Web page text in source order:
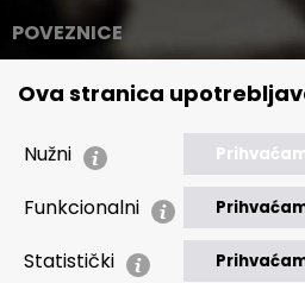
Ova stranica
Nužni
Funkcionalni
Statistički
POVEZNICE
🢒 Novosti
🢒 Akti
🢒 Polica Privatnosti